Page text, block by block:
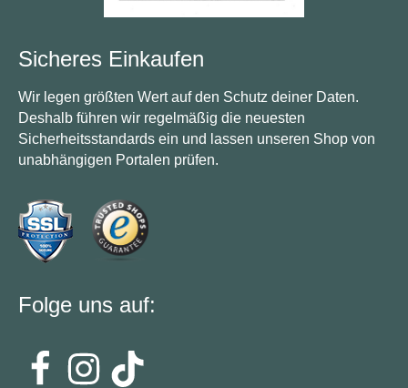
Sicheres Einkaufen
Wir legen größten Wert auf den Schutz deiner Daten.
Deshalb führen wir regelmäßig die neuesten
Sicherheitsstandards ein und lassen unseren Shop von
unabhängigen Portalen prüfen.
Folge uns auf: